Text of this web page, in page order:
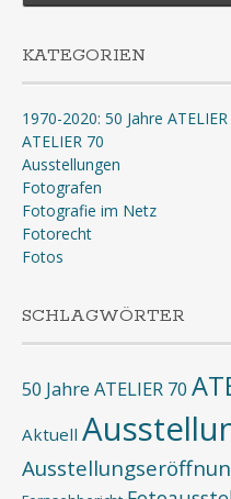
KATEGORIEN
1970-2020: 50 Jahre
ATELIER 70
Ausstellungen
Fotografen
Fotografie im Netz
Fotorecht
Fotos
SCHLAGWÖRTER
50 Jahre ATELIER 70
Aktuell